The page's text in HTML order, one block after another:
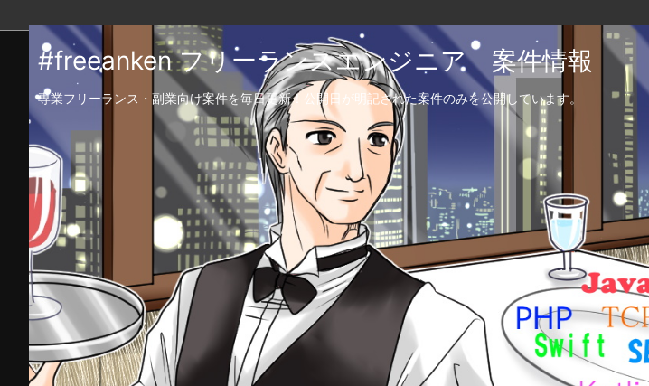
#freeanken フリーランスエンジニア 案件情報
専業フリーランス・副業向け案件を毎日更新！公開日が明記された案件のみを公開しています。